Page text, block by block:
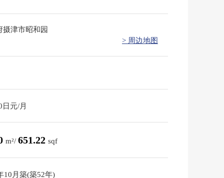
摄津市昭和园
> 周边地图
日元/月
m²/ 651.22 sqf
10月築(築52年)